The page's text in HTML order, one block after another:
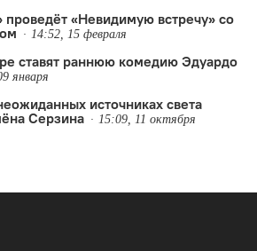
«Невидимую встречу» со
14:52, 15 февраля
ставят раннюю комедию Эдуардо
января
источниках света
Серзина
15:09, 11 октября